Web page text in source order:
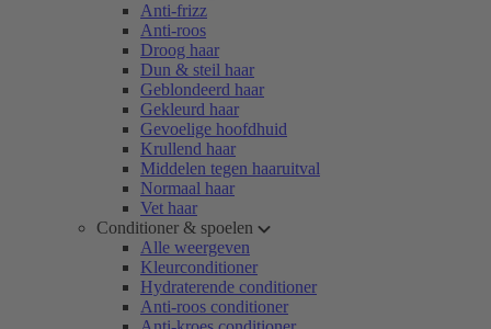
Anti-frizz
Anti-roos
Droog haar
Dun & steil haar
Geblondeerd haar
Gekleurd haar
Gevoelige hoofdhuid
Krullend haar
Middelen tegen haaruitval
Normaal haar
Vet haar
Conditioner & spoelen
Alle weergeven
Kleurconditioner
Hydraterende conditioner
Anti-roos conditioner